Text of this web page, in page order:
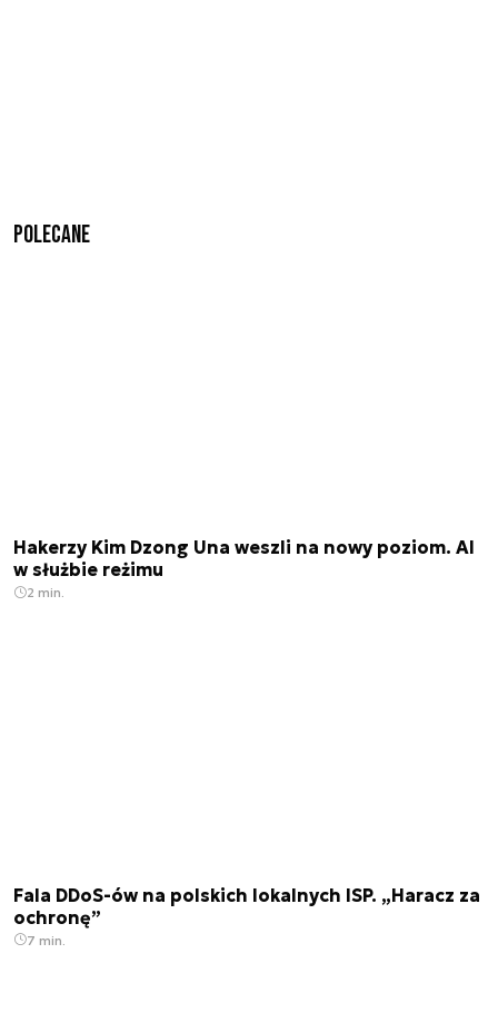
Polecane
Hakerzy Kim Dzong Una weszli na nowy poziom. AI
w służbie reżimu
2 min.
Fala DDoS-ów na polskich lokalnych ISP. „Haracz za
ochronę”
7 min.